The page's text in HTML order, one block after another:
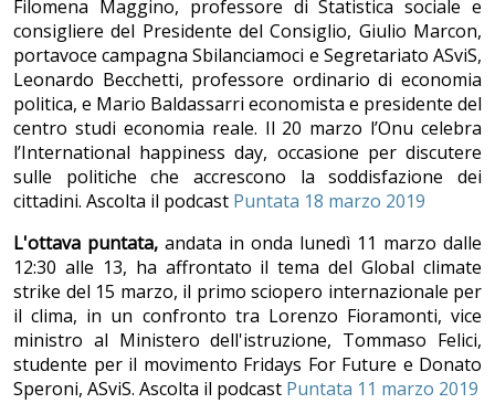
Filomena Maggino, professore di Statistica sociale e
consigliere del Presidente del Consiglio, Giulio Marcon,
portavoce campagna Sbilanciamoci e Segretariato ASviS,
Leonardo Becchetti, professore ordinario di economia
politica, e Mario Baldassarri economista e presidente del
centro studi economia reale. Il 20 marzo l’Onu celebra
l’International happiness day, occasione per discutere
sulle politiche che accrescono la soddisfazione dei
cittadini. Ascolta il podcast Puntata 18 marzo 2019
L'ottava puntata, andata in onda lunedì 11 marzo dalle
12:30 alle 13, ha affrontato il tema del Global climate
strike del 15 marzo, il primo sciopero internazionale per
il clima, in un confronto tra Lorenzo Fioramonti, vice
ministro al Ministero dell'istruzione, Tommaso Felici,
studente per il movimento Fridays For Future e Donato
Speroni, ASviS. Ascolta il podcast Puntata 11 marzo 2019